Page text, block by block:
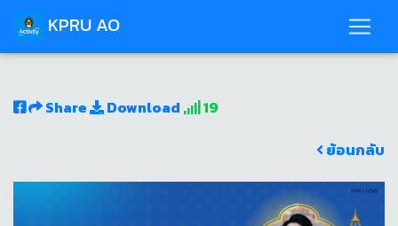
KPRU AO
Share Download
19
ย้อนกลับ